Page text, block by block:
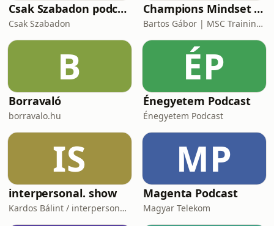
Csak Szabadon podcast
Csak Szabadon
Champions Mindset Podcast
Bartos Gábor | MSC Training Group
B
Borravaló
borravalo.hu
ÉP
Énegyetem Podcast
Énegyetem Podcast
IS
interpersonal. show
Kardos Bálint / interpersonal.host
MP
Magenta Podcast
Magyar Telekom